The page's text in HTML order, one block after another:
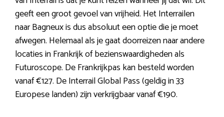
geeft een groot gevoel van vrijheid. Het Interrailen
naar Bagneux is dus absoluut een optie die je moet
afwegen. Helemaal als je gaat doorreizen naar andere
locaties in Frankrijk of bezienswaardigheden als
Futuroscope. De Frankrijkpas kan besteld worden
vanaf €127. De Interrail Global Pass (geldig in 33
Europese landen) zijn verkrijgbaar vanaf €190.